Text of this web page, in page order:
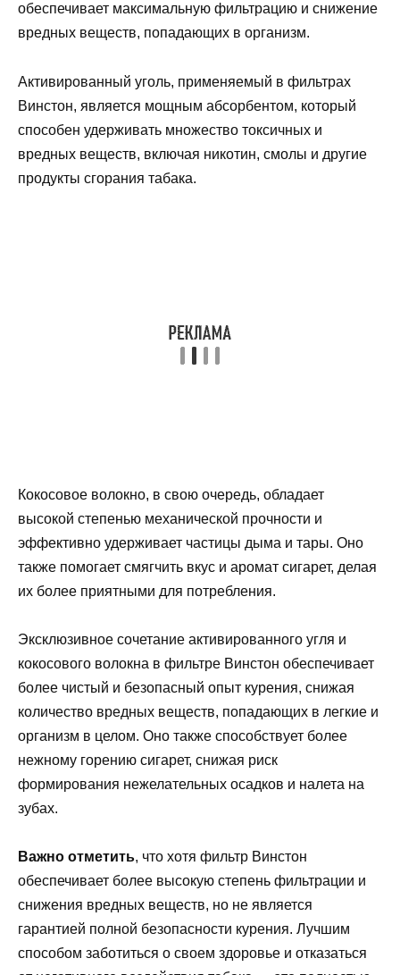
обеспечивает максимальную фильтрацию и снижение
вредных веществ, попадающих в организм.
Активированный уголь, применяемый в фильтрах
Винстон, является мощным абсорбентом, который
способен удерживать множество токсичных и
вредных веществ, включая никотин, смолы и другие
продукты сгорания табака.
Кокосовое волокно, в свою очередь, обладает
высокой степенью механической прочности и
эффективно удерживает частицы дыма и тары. Оно
также помогает смягчить вкус и аромат сигарет, делая
их более приятными для потребления.
Эксклюзивное сочетание активированного угля и
кокосового волокна в фильтре Винстон обеспечивает
более чистый и безопасный опыт курения, снижая
количество вредных веществ, попадающих в легкие и
организм в целом. Оно также способствует более
нежному горению сигарет, снижая риск
формирования нежелательных осадков и налета на
зубах.
Важно отметить, что хотя фильтр Винстон
обеспечивает более высокую степень фильтрации и
снижения вредных веществ, но не является
гарантией полной безопасности курения. Лучшим
способом заботиться о своем здоровье и отказаться